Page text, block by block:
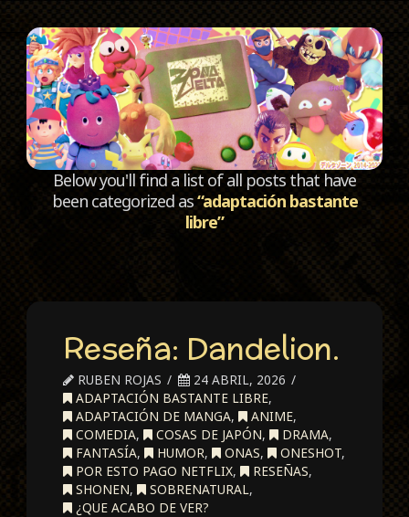
Below you'll find a list of all posts that have
been categorized as“adaptación bastante
libre”
Reseña: Dandelion.
RUBEN ROJAS
24 ABRIL, 2026
ADAPTACIÓN BASTANTE LIBRE,
ADAPTACIÓN DE MANGA, ANIME,
COMEDIA, COSAS DE JAPÓN, DRAMA,
FANTASÍA, HUMOR, ONAS, ONESHOT,
POR ESTO PAGO NETFLIX, RESEÑAS,
SHONEN, SOBRENATURAL,
¿QUE ACABO DE VER?